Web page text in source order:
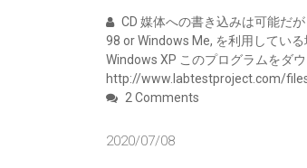
CD 媒体への書き込みは可能だ
98 or Windows Me, を利用してい
Windows XP このプログラムをダ
http://www.labtestproject.com/
2 Comments
2020/07/08